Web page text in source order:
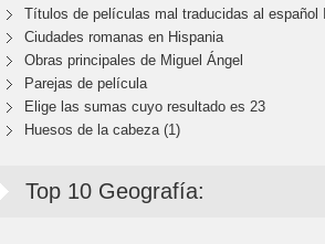
Títulos de películas mal traducidas al español II
Ciudades romanas en Hispania
Obras principales de Miguel Ángel
Parejas de película
Elige las sumas cuyo resultado es 23
Huesos de la cabeza (1)
Top 10 Geografía: